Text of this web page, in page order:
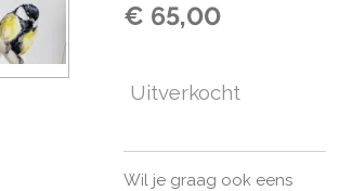
€ 65,00
Uitverkocht
Wil je graag ook eens